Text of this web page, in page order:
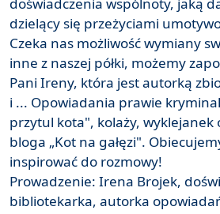
dzielący się przeżyciami
Czeka nas możliwość wymiany
inne z naszej półki, możemy
Pani Ireny, która jest autorką
i ... Opowiadania prawie
przytul kota", kolaży,
bloga „Kot na gałęzi".
inspirować do rozmowy!
Prowadzenie: Irena Brojek,
bibliotekarka, autorka